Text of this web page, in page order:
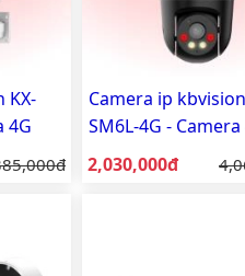
KX-
4G
gốc:
Camera ip
SM6L-4G -
ống kính quay quét
trời
Giá bán:
2,030,000đ